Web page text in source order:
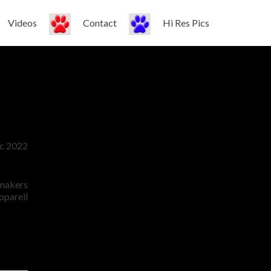
Videos Contact Hi Res Pics
2022